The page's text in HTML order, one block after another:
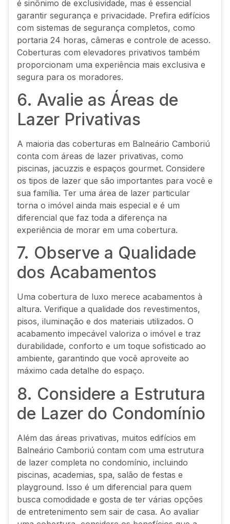
é sinônimo de exclusividade, mas é essencial
garantir segurança e privacidade. Prefira edifícios
com sistemas de segurança completos, como
portaria 24 horas, câmeras e controle de acesso.
Coberturas com elevadores privativos também
proporcionam uma experiência mais exclusiva e
segura para os moradores.
6. Avalie as Áreas de
Lazer Privativas
A maioria das coberturas em Balneário Camboriú
conta com áreas de lazer privativas, como
piscinas, jacuzzis e espaços gourmet. Considere
os tipos de lazer que são importantes para você e
sua família. Ter uma área de lazer particular
torna o imóvel ainda mais especial e é um
diferencial que faz toda a diferença na
experiência de morar em uma cobertura.
7. Observe a Qualidade
dos Acabamentos
Uma cobertura de luxo merece acabamentos à
altura. Verifique a qualidade dos revestimentos,
pisos, iluminação e dos materiais utilizados. O
acabamento impecável valoriza o imóvel e traz
durabilidade, conforto e um toque sofisticado ao
ambiente, garantindo que você aproveite ao
máximo cada detalhe do espaço.
8. Considere a Estrutura
de Lazer do Condomínio
Além das áreas privativas, muitos edifícios em
Balneário Camboriú contam com uma estrutura
de lazer completa no condomínio, incluindo
piscinas, academias, spa, salão de festas e
playground. Isso é um diferencial para quem
busca comodidade e gosta de ter várias opções
de entretenimento sem sair de casa. Ao avaliar